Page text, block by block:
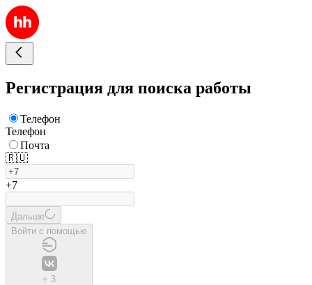
Регистрация для поиска работы
Телефон
Телефон
Почта
🇷🇺
+7
Дальше
Войти с помощью
+ 3